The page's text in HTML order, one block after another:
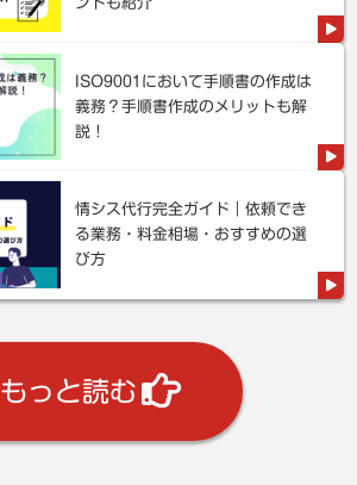
ントも紹介
ISO9001において手順書の作成は
義務？手順書作成のメリットも解
説！
情シス代行完全ガイド｜依頼でき
る業務・料金相場・おすすめの選
び方
もっと読む